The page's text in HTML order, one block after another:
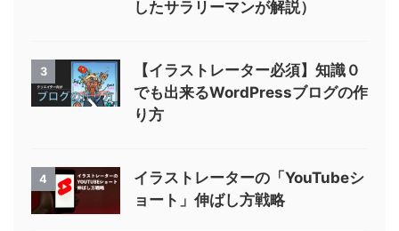
したサラリーマンが解説）
3
【イラストレーター必須】知識０
でも出来るWordPressブログの作
り方
4
イラストレーターの「YouTubeシ
ョート」伸ばし方戦略